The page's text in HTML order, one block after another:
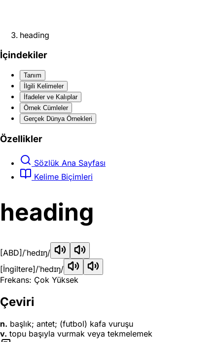
heading
İçindekiler
Tanım
İlgili Kelimeler
İfadeler ve Kalıplar
Örnek Cümleler
Gerçek Dünya Örnekleri
Özellikler
Sözlük Ana Sayfası
Kelime Biçimleri
heading
[ABD] /ˈhedɪŋ/
[İngiltere]/ˈhedɪŋ/
Frekans: Çok Yüksek
Çeviri
n. başlık; antet; (futbol) kafa vuruşu
v. topu başıyla vurmak veya tekmelemek